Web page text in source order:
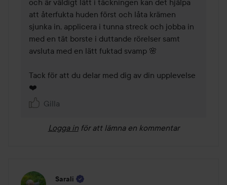
att återfukta huden först och låta krämen
sjunka in, applicera i tunna streck och jobba in
med en tät borste i duttande rörelser samt
avsluta med en lätt fuktad svamp 🌸
Tack för att du delar med dig av din upplevelse
❤️
Gilla
Logga in för att lämna en kommentar
Sarali